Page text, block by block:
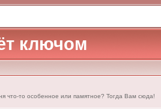
ключом
что-то особенное или памятное? Тогда Вам сюда!